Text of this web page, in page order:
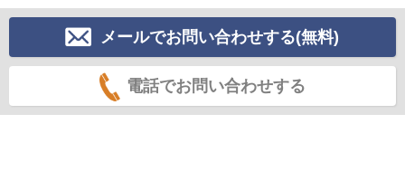
メールでお問い合わせする(無料)
電話でお問い合わせする